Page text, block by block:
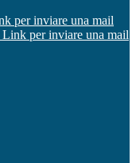
per inviare una mail
Link per inviare una mail